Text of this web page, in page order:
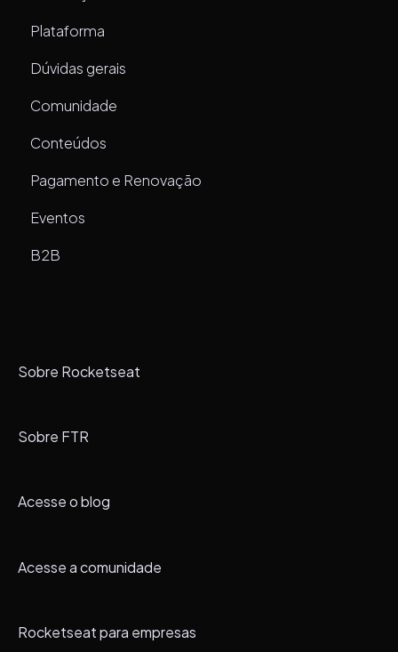
Plataforma
Dúvidas gerais
Comunidade
Conteúdos
Pagamento e Renovação
Eventos
B2B
Sobre Rocketseat
Sobre FTR
Acesse o blog
Acesse a comunidade
Rocketseat para empresas